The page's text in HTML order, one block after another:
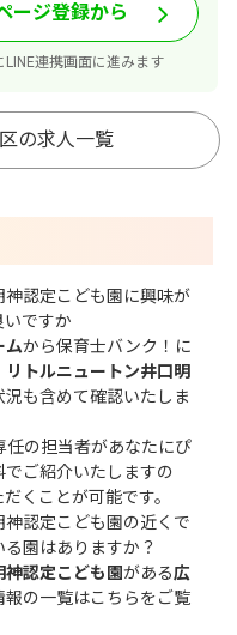
ージ登録から
連携画面に進みます
の求人一覧
神認定こども園に興味が
いですか
ムから保育士バンク！に
リトルニュートン井口明
況も含めて確認いたしま
の担当者があなたにぴ
ご紹介いたしますの
くことが可能です。
神認定こども園の近くで
園はありますか？
神認定こども園がある広
報の一覧はこちらをご覧